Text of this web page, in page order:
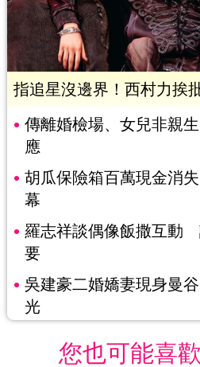
指追星沒邊界！西村力挨
傳離婚檢場、女兒非親
應
胡瓜保險箱百萬現金消
幕
羅志祥談偶像飯撒互動
要
吳建豪二婚嬌妻現身曼
光
您也可能喜